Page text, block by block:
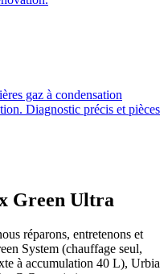
gaz à condensation
Diagnostic précis et pièces
Green Ultra
réparons, entretenons et
System (chauffage seul,
à accumulation 40 L), Urbia